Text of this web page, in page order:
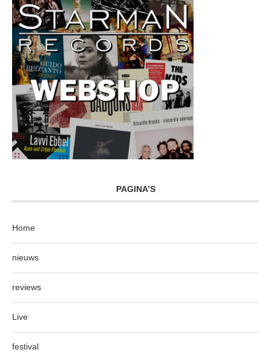
PAGINA’S
Home
nieuws
reviews
Live
festival